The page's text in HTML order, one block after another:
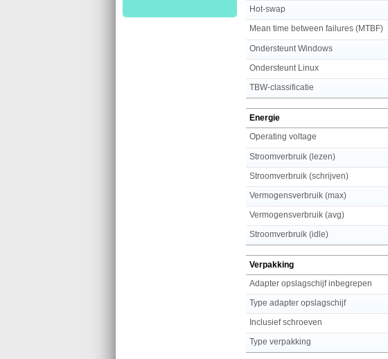
Hot-swap
Mean time between failures (MTBF)
Ondersteunt Windows
Ondersteunt Linux
TBW-classificatie
Energie
Operating voltage
Stroomverbruik (lezen)
Stroomverbruik (schrijven)
Vermogensverbruik (max)
Vermogensverbruik (avg)
Stroomverbruik (idle)
Verpakking
Adapter opslagschijf inbegrepen
Type adapter opslagschijf
Inclusief schroeven
Type verpakking